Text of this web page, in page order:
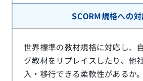
SCORM規格への
世界標準の教材規格に対応し、
グ教材をリプレイスしたり、他
入・移行できる柔軟性があるか。